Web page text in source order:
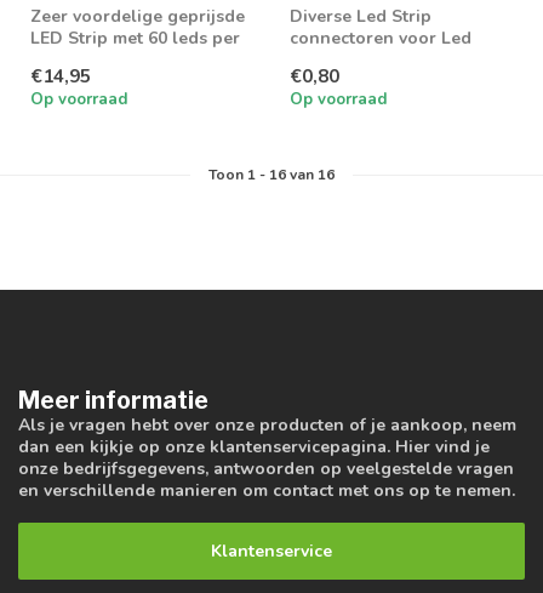
Zeer voordelige geprijsde
LED Strip met 60 leds per
licht...
€14,95
Op voorraad
Diverse Led Strip
connectoren voor Led
€0,80
Op voorraad
Toon 1- 16van 16
Meer informatie
Als je vragen hebt over onze producten of je aankoop, neem
dan een kijkje op onze klantenservicepagina. Hier vind je
onze bedrijfsgegevens, antwoorden op veelgestelde vragen
en verschillende manieren om contact met ons op te nemen.
Klantenservice